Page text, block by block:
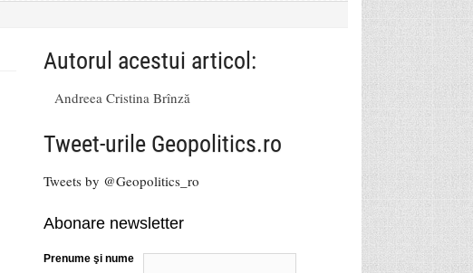
Autorul acestui articol:
Andreea Cristina Brînză
Tweet-urile Geopolitics.ro
Tweets by @Geopolitics_ro
Abonare newsletter
Prenume şi nume